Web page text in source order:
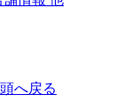
へ戻る